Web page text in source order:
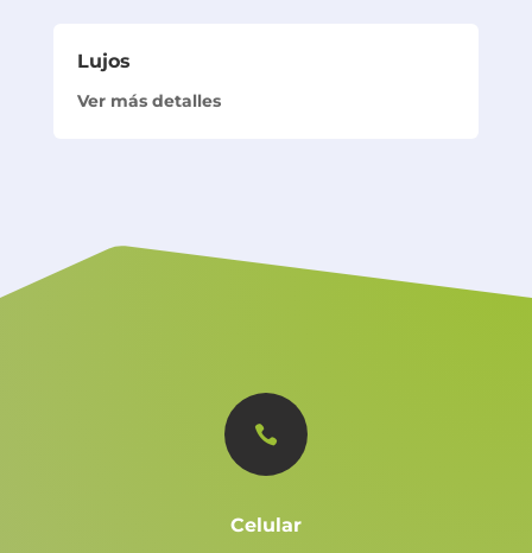
Lujos
Ver más detalles

Celular